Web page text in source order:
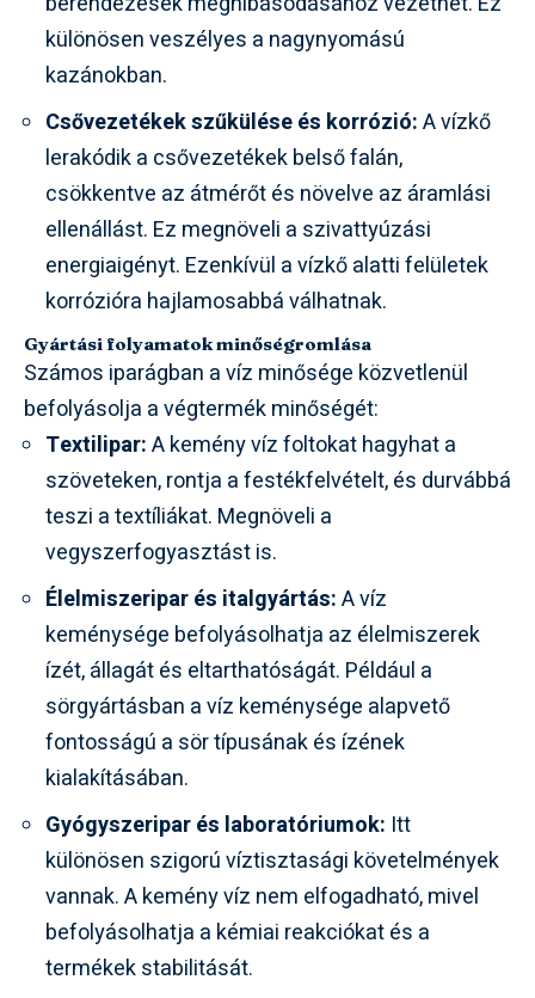
különösen veszélyes a nagynyomású
kazánokban.
Csővezetékek szűkülése és korrózió:A vízkő
lerakódik a csővezetékek belső falán,
csökkentve az átmérőt és növelve az áramlási
ellenállást. Ez megnöveli a szivattyúzási
energiaigényt. Ezenkívül a vízkő alatti felületek
korrózióra hajlamosabbá válhatnak.
Gyártási folyamatok minőségromlása
Számos iparágban a víz minősége közvetlenül
befolyásolja a végtermék minőségét:
Textilipar:A kemény víz foltokat hagyhat a
szöveteken, rontja a festékfelvételt, és durvábbá
teszi a textíliákat. Megnöveli a
vegyszerfogyasztást is.
Élelmiszeripar és italgyártás:A víz
keménysége befolyásolhatja az élelmiszerek
ízét, állagát és eltarthatóságát. Például a
sörgyártásban a víz keménysége alapvető
fontosságú a sör típusának és ízének
kialakításában.
Gyógyszeripar és laboratóriumok: Itt
különösen szigorú víztisztasági követelmények
vannak. A kemény víz nem elfogadható, mivel
befolyásolhatja a kémiai reakciókat és a
termékek stabilitását.